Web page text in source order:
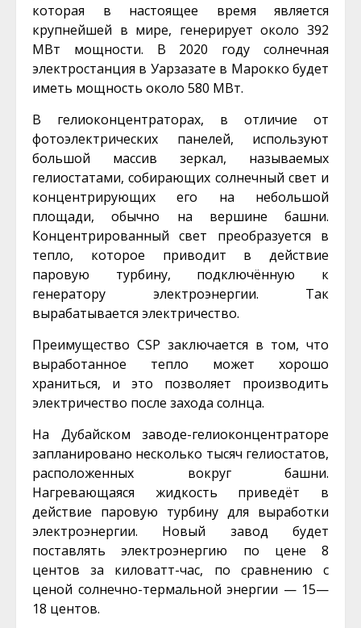
которая в настоящее время является
крупнейшей в мире, генерирует около 392
МВт мощности. В 2020 году солнечная
электростанция в Уарзазате в Марокко будет
иметь мощность около 580 МВт.
В гелиоконцентраторах, в отличие от
фотоэлектрических панелей, используют
большой массив зеркал, называемых
гелиостатами, собирающих солнечный свет и
концентрирующих его на небольшой
площади, обычно на вершине башни.
Концентрированный свет преобразуется в
тепло, которое приводит в действие
паровую турбину, подключённую к
генератору электроэнергии. Так
вырабатывается электричество.
Преимущество CSP заключается в том, что
выработанное тепло может хорошо
храниться, и это позволяет производить
электричество после захода солнца.
На Дубайском заводе-гелиоконцентраторе
запланировано несколько тысяч гелиостатов,
расположенных вокруг башни.
Нагревающаяся жидкость приведёт в
действие паровую турбину для выработки
электроэнергии. Новый завод будет
поставлять электроэнергию по цене 8
центов за киловатт-час, по сравнению с
ценой солнечно-термальной энергии — 15—
18 центов.